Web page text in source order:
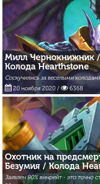
Милл Чернокнижник
Колода Hearthstone
Соскучились за весёлыми
20 ноября 2020 / 6368
Охотник на
Безумия / Колода
Заявлен 90% винрейт - это точно